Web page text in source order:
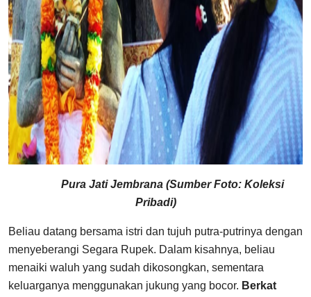
Pura Jati Jembrana (Sumber Foto: Koleksi
Pribadi)
Beliau datang bersama istri dan tujuh putra-putrinya dengan
menyeberangi Segara Rupek. Dalam kisahnya, beliau
menaiki waluh yang sudah dikosongkan, sementara
keluarganya menggunakan jukung yang bocor. Berkat